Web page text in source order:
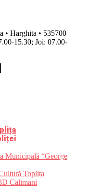
• Harghita • 535700
15.30; Joi: 07.00-
Municipală “George
Toplița
Calimani